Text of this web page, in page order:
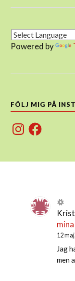
Powered by
FÖLJ MIG PÅ
InstagramFacebook
12
Jag
men